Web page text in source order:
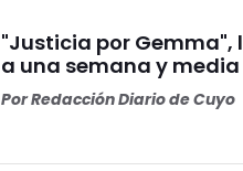
"Justicia por Gemma",
a una semana y
PorRedacción Diario de Cuyo